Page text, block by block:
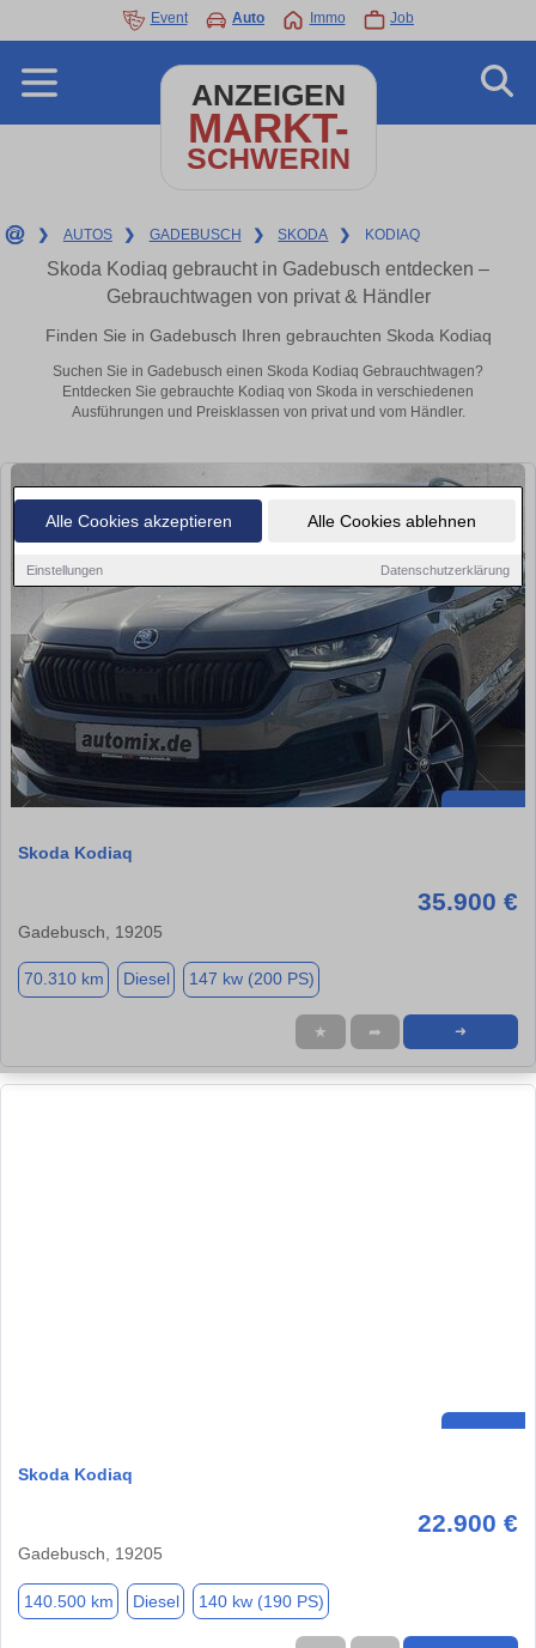
Alle Cookies akzeptieren Alle Cookies ablehnen
Einstellungen Datenschutzerklärung
Event Auto Immo Job
ANZEIGEN
MARKT-
SCHWERIN
❯ AUTOS ❯ GADEBUSCH ❯ SKODA ❯ KODIAQ
Skoda Kodiaq gebraucht in Gadebusch entdecken –
Gebrauchtwagen von privat & Händler
Finden Sie in Gadebusch Ihren gebrauchten Skoda Kodiaq
Suchen Sie in Gadebusch einen Skoda Kodiaq Gebrauchtwagen?
Entdecken Sie gebrauchte Kodiaq von Skoda in verschiedenen
Ausführungen und Preisklassen von privat und vom Händler.
Skoda Kodiaq
35.900 €
Gadebusch, 19205
70.310 km Diesel 147 kw (200 PS)
★ ➦ ➜
Skoda Kodiaq
22.900 €
Gadebusch, 19205
140.500 km Diesel 140 kw (190 PS)